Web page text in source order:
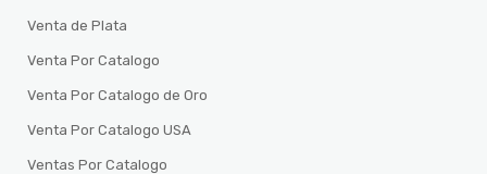
Venta de Plata
Venta Por Catalogo
Venta Por Catalogo de Oro
Venta Por Catalogo USA
Ventas Por Catalogo